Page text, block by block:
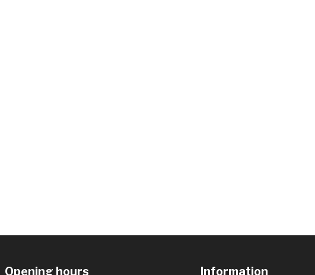
Opening hours Information